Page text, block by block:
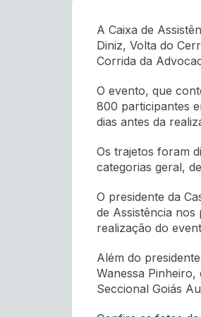
A Caixa de
Diniz, Volta do
Corrida da
O evento, que
800 participantes
dias antes da
Os trajetos foram
categorias geral,
O presidente da
de Assistência nos
realização do
Além do
Wanessa
Seccional Goiás